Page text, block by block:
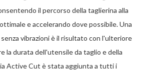
il percorso della taglierina alla
e accelerando dove possibile. Una
vibrazioni è il risultato con l'ulteriore
la durata dell'utensile da taglio e della
Active Cut è stata aggiunta a tutti i